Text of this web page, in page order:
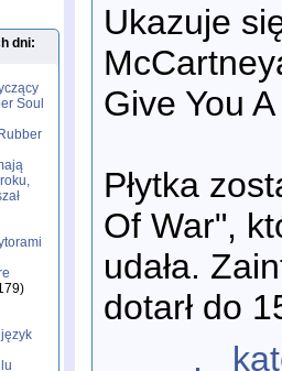
dni:
Soul
Ukazuje
Give You
Płytka
Of War",
udała.
dotarł do
,